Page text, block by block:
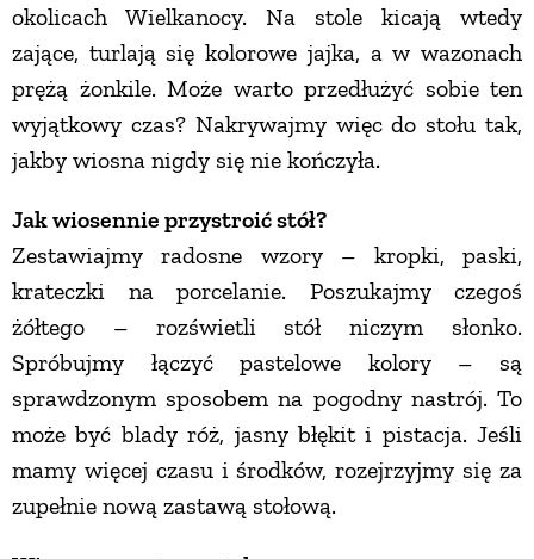
okolicach Wielkanocy. Na stole kicają wtedy
zające, turlają się kolorowe jajka, a w wazonach
prężą żonkile. Może warto przedłużyć sobie ten
wyjątkowy czas? Nakrywajmy więc do stołu tak,
jakby wiosna nigdy się nie kończyła.
Jak wiosennie przystroić stół?
Zestawiajmy radosne wzory – kropki, paski,
krateczki na porcelanie. Poszukajmy czegoś
żółtego – rozświetli stół niczym słonko.
Spróbujmy łączyć pastelowe kolory – są
sprawdzonym sposobem na pogodny nastrój. To
może być blady róż, jasny błękit i pistacja. Jeśli
mamy więcej czasu i środków, rozejrzyjmy się za
zupełnie nową zastawą stołową.
RZEMIOSŁO
ZWYCZAJE
ZRÓB TO SAM
PRZEPISY
ŚNIADANIA
PRZYSTAWKI
ZUPY